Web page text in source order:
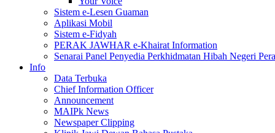
Sistem e-Lesen Guaman
Aplikasi Mobil
Sistem e-Fidyah
PERAK JAWHAR e-Khairat Information
Senarai Panel Penyedia Perkhidmatan Hibah Negeri
Info
Data Terbuka
Chief Information Officer
Announcement
MAIPk News
Newspaper Clipping